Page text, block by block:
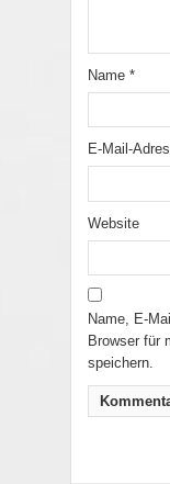
Name *
E-Mail-
Website
Name, E-
Browser für
speichern.